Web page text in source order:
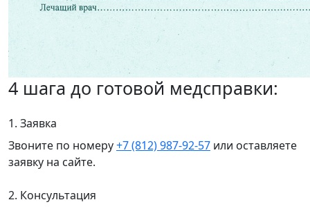
4 шага до готовой медсправки:
1. Заявка
Звоните по номеру+7 (812) 987-92-57 или оставляете
заявку на сайте.
2. Консультация